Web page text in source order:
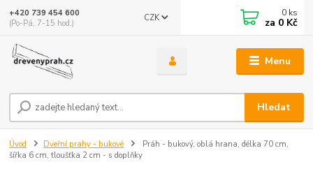
Menu
CZK
Hledat
+420 739 454 600
(Po-Pá, 7-15 hod.)
0 ks
za 0 Kč
Úvod Dveřní prahy - bukové
Práh - bukový, oblá hrana, délka 70 cm,
šířka 6 cm, tloušťka 2 cm - s doplňky